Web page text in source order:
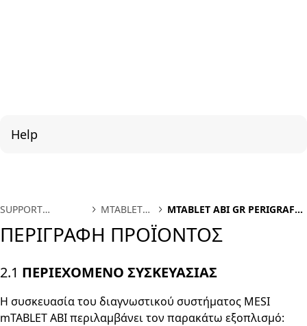
Help
SUPPORT
MTABLET
MTABLET ABI GR PERIGRAFH
ΠΕΡΙΓΡΑΦΗ ΠΡΟΪΟΝΤΟΣ
2.1 ΠΕΡΙΕΧΟΜΕΝΟ ΣΥΣΚΕΥΑΣΙΑΣ
Η συσκευασία του διαγνωστικού συστήματος MESI
mTABLET ABI περιλαμβάνει τον παρακάτω εξοπλισμό: